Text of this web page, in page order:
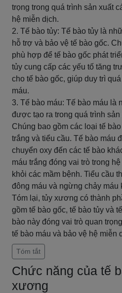
trọng trong quá trình sản xuất
hệ miễn dịch.
2. Tế bào tủy: Tế bào tủy là
hỗ trợ và bảo vệ tế bào gốc.
phù hợp để tế bào gốc phát
tủy cung cấp các yếu tố tăng
cho tế bào gốc, giúp duy trì
máu.
3. Tế bào máu: Tế bào máu là
được tạo ra trong quá trình
Chúng bao gồm các loại tế
trắng và tiểu cầu. Tế bào máu
chuyển oxy đến các tế bào
máu trắng đóng vai trò trong
khỏi các mầm bệnh. Tiểu cầu
đông máu và ngừng chảy máu
Tóm lại, tủy xương có thành
gồm tế bào gốc, tế bào tủy và
bào này đóng vai trò quan
tế bào máu và bảo vệ hệ miễn
Tóm tắt
Chức năng của tế
xương